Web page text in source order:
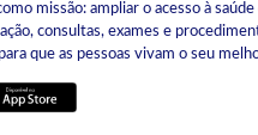
missão: ampliar o acesso à saúde
consultas, exames e
que as pessoas vivam o seu